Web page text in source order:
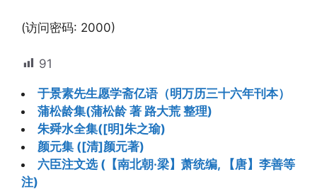
(访问密码: 2000)
91
于景素先生愿学斋亿语（明万历三十六年刊本）
蒲松龄集(蒲松龄 著 路大荒 整理)
朱舜水全集([明]朱之瑜)
颜元集 ([清]颜元著)
六臣注文选 (【南北朝·梁】萧统编, 【唐】李善等
注)